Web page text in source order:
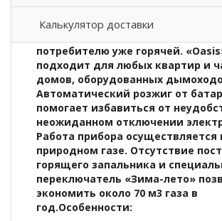
Калькулятор доставки
достаточно прост: вода
теплообменник прибора и
потребителю уже горячей.
подходит для любых квартир и
домов, оборудованных
Автоматический розжиг от
помогает избавиться от
неожиданном отключении
Работа прибора осуществляется
природном газе. Отсутствие
горящего запальника и
переключатель «Зима-лето»
экономить около 70 м3 газа в
год.Особенности: